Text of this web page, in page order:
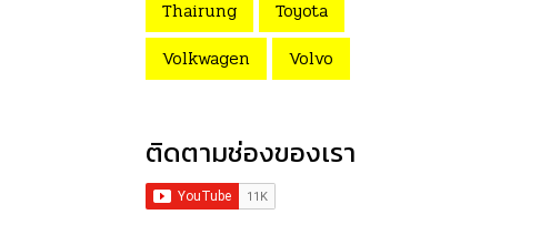
Thairung
Toyota
Volkwagen
Volvo
ติดตามช่องของเรา